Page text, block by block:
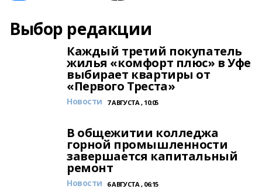
Выбор редакции
Каждый третий покупатель
жилья «комфорт плюс» в Уфе
выбирает квартиры от
«Первого Треста»
Новости 7 АВГУСТА , 10:05
В общежитии колледжа
горной промышленности
завершается капитальный
ремонт
Новости 6 АВГУСТА , 06:15